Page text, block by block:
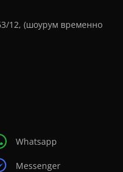
12, (шоурум временно
Whatsapp
Messenger